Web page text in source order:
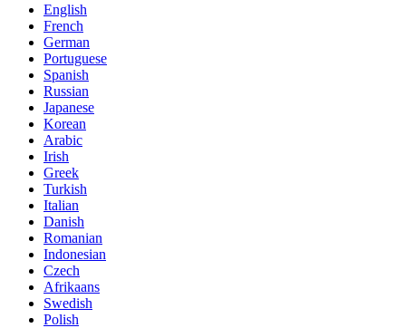
English
French
German
Portuguese
Spanish
Russian
Japanese
Korean
Arabic
Irish
Greek
Turkish
Italian
Danish
Romanian
Indonesian
Czech
Afrikaans
Swedish
Polish